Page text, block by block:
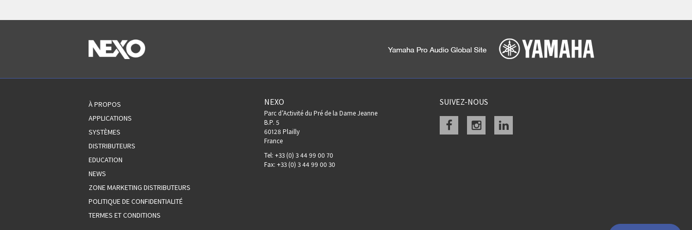
À PROPOS
APPLICATIONS
SYSTÈMES
DISTRIBUTEURS
EDUCATION
NEWS
ZONE MARKETING DISTRIBUTEURS
POLITIQUE DE CONFIDENTIALITÉ
TERMES ET CONDITIONS
NEXO
Parc d’Activité du Pré de la Dame Jeanne
B.P. 5
60128 Plailly
France
Tel: +33 (0) 3 44 99 00 70
Fax: +33 (0) 3 44 99 00 30
SUIVEZ-NOUS
Facebookinstagramlinkedin